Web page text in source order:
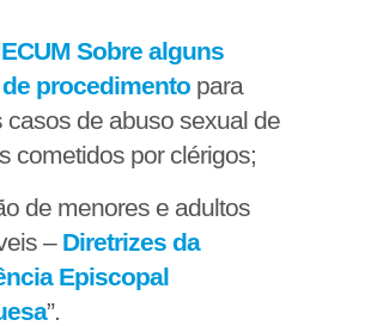
Sobre alguns
procedimento para
casos de abuso sexual de
cometidos por clérigos;
de menores e adultos
– Diretrizes da
Episcopal
”.